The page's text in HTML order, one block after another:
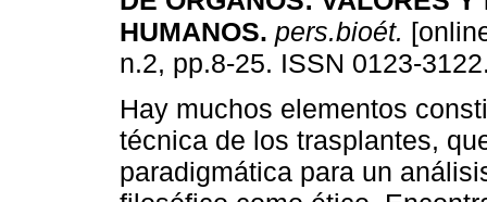
HUMANOS. pers.bioét.
n.2, pp.8-25. ISSN 0123-
Hay muchos elementos
técnica de los trasplantes,
paradigmática para un